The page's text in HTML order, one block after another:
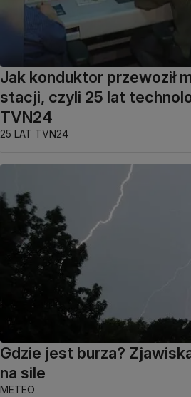
Jak konduktor przewoził
stacji, czyli 25 lat
TVN24
25 LAT TVN24
Gdzie jest burza?
na sile
METEO